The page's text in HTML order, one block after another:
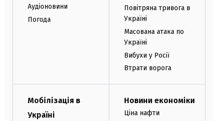
Аудіоновини
Погода
Повітряна тривога в
Україні
Масована атака по
Україні
Вибухи у Росії
Втрати ворога
Мобілізація в
Україні
Новини економіки
Ціна нафти